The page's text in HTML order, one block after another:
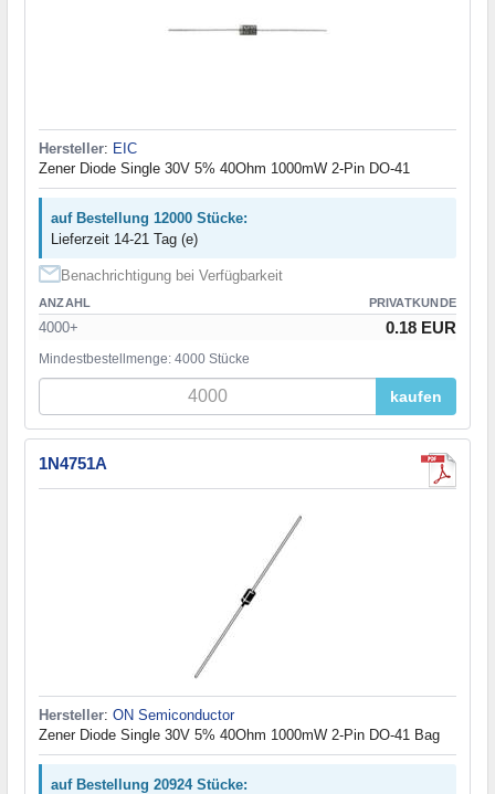
Hersteller: EIC
Zener Diode Single 30V 5% 40Ohm 1000mW 2-Pin DO-41
auf Bestellung 12000 Stücke:
Lieferzeit 14-21 Tag (e)
Benachrichtigung bei Verfügbarkeit
ANZAHL PRIVATKUNDE
4000+ 0.18 EUR
Mindestbestellmenge: 4000 Stücke
kaufen
1N4751A
Hersteller: ON Semiconductor
Zener Diode Single 30V 5% 40Ohm 1000mW 2-Pin DO-41 Bag
auf Bestellung 20924 Stücke: